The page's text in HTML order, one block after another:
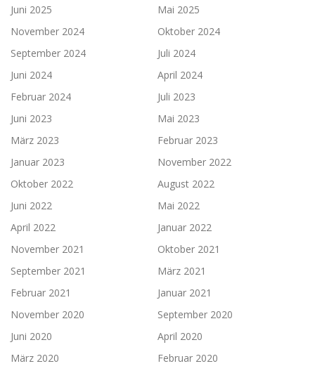
Juni 2025
Mai 2025
November 2024
Oktober 2024
September 2024
Juli 2024
Juni 2024
April 2024
Februar 2024
Juli 2023
Juni 2023
Mai 2023
März 2023
Februar 2023
Januar 2023
November 2022
Oktober 2022
August 2022
Juni 2022
Mai 2022
April 2022
Januar 2022
November 2021
Oktober 2021
September 2021
März 2021
Februar 2021
Januar 2021
November 2020
September 2020
Juni 2020
April 2020
März 2020
Februar 2020